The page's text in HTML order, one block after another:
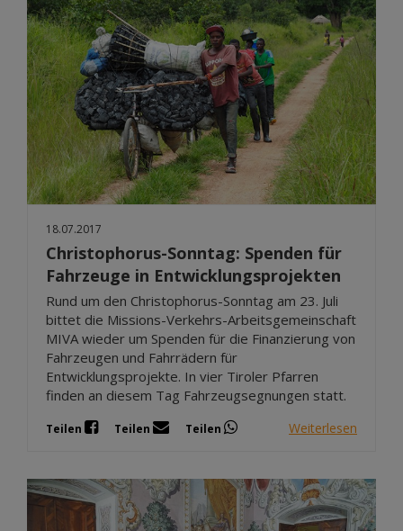
18.07.2017
Christophorus-Sonntag: Spenden für
Fahrzeuge in Entwicklungsprojekten
Rund um den Christophorus-Sonntag am 23. Juli
bittet die Missions-Verkehrs-Arbeitsgemeinschaft
MIVA wieder um Spenden für die Finanzierung von
Fahrzeugen und Fahrrädern für
Entwicklungsprojekte. In vier Tiroler Pfarren
finden an diesem Tag Fahrzeugsegnungen statt.
Teilen Teilen Teilen Weiterlesen